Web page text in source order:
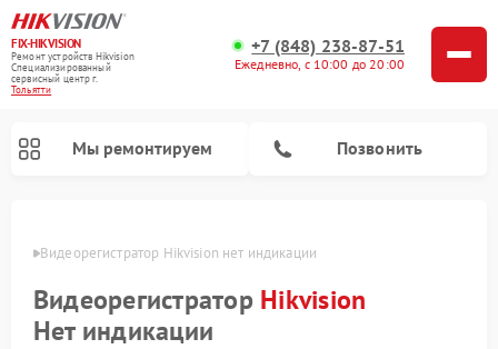
FIX-HIKVISION
Ремонт устройств Hikvision
Специализированный
cервисный центр г.
Тольятти
+7 (848) 238-87-51
Ежедневно, с 10:00 до 20:00
Мы ремонтируем Позвонить
Видеорегистратор Hikvision нет индикации
Видеорегистратор Hikvision
Нет индикации